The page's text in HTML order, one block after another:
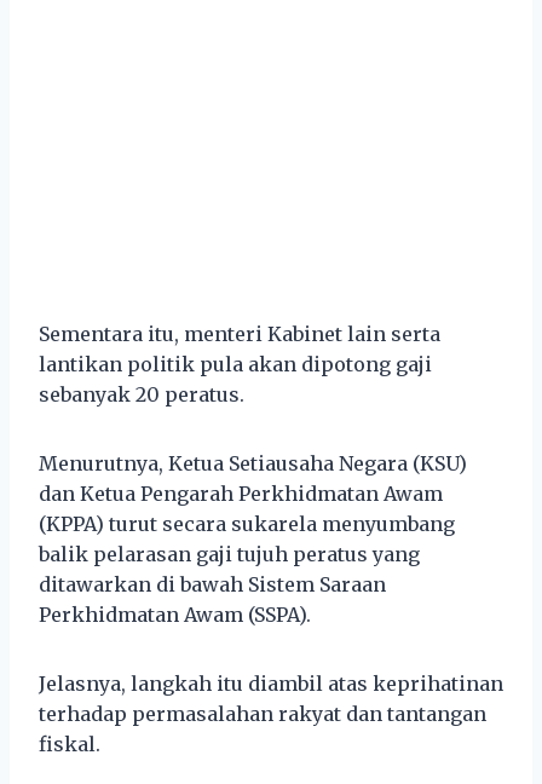
Sementara itu, menteri Kabinet lain serta
lantikan politik pula akan dipotong gaji
sebanyak 20 peratus.
Menurutnya, Ketua Setiausaha Negara (KSU)
dan Ketua Pengarah Perkhidmatan Awam
(KPPA) turut secara sukarela menyumbang
balik pelarasan gaji tujuh peratus yang
ditawarkan di bawah Sistem Saraan
Perkhidmatan Awam (SSPA).
Jelasnya, langkah itu diambil atas keprihatinan
terhadap permasalahan rakyat dan tantangan
fiskal.